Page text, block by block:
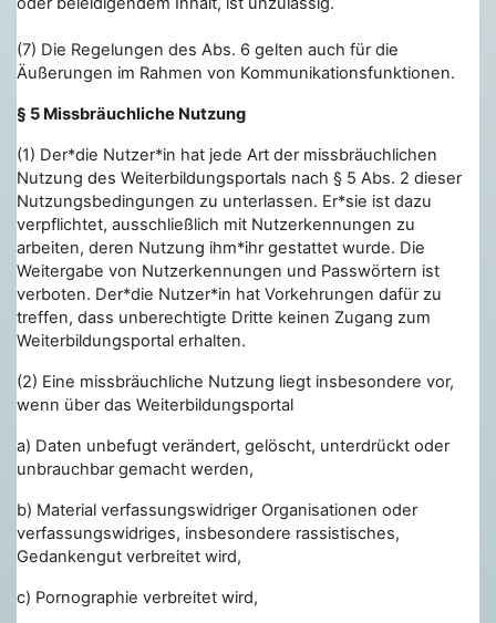
(7) Die Regelungen des Abs. 6 gelten auch für die
Äußerungen im Rahmen von Kommunikationsfunktionen.
§ 5 Missbräuchliche Nutzung
(1) Der*die Nutzer*in hat jede Art der missbräuchlichen
Nutzung des Weiterbildungsportals nach § 5 Abs. 2 dieser
Nutzungsbedingungen zu unterlassen. Er*sie ist dazu
verpflichtet, ausschließlich mit Nutzerkennungen zu
arbeiten, deren Nutzung ihm*ihr gestattet wurde. Die
Weitergabe von Nutzerkennungen und Passwörtern ist
verboten. Der*die Nutzer*in hat Vorkehrungen dafür zu
treffen, dass unberechtigte Dritte keinen Zugang zum
Weiterbildungsportal erhalten.
(2) Eine missbräuchliche Nutzung liegt insbesondere vor,
wenn über das Weiterbildungsportal
a) Daten unbefugt verändert, gelöscht, unterdrückt oder
unbrauchbar gemacht werden,
b) Material verfassungswidriger Organisationen oder
verfassungswidriges, insbesondere rassistisches,
Gedankengut verbreitet wird,
c) Pornographie verbreitet wird,